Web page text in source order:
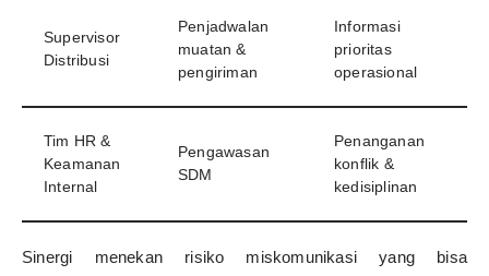
Supervisor
Distribusi
Penjadwalan
muatan &
pengiriman
Informasi
prioritas
operasional
Tim HR &
Keamanan
Internal
Pengawasan
SDM
Penanganan
konflik &
kedisiplinan
Sinergi menekan risiko miskomunikasi yang bisa